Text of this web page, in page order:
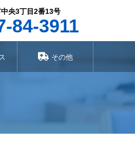
央3丁目2番13号
84-3911
その他